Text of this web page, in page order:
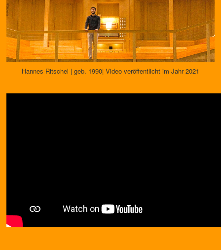
Hannes Ritschel | geb. 1990| Video veröffentlicht im Jahr 2021